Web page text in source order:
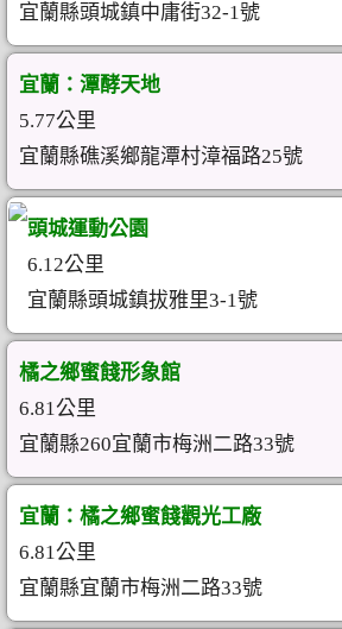
宜蘭縣頭城鎮中庸街32-1號
宜蘭：潭酵天地
5.77公里
宜蘭縣礁溪鄉龍潭村漳福路25號
頭城運動公園
6.12公里
宜蘭縣頭城鎮拔雅里3-1號
橘之鄉蜜餞形象館
6.81公里
宜蘭縣260宜蘭市梅洲二路33號
宜蘭：橘之鄉蜜餞觀光工廠
6.81公里
宜蘭縣宜蘭市梅洲二路33號